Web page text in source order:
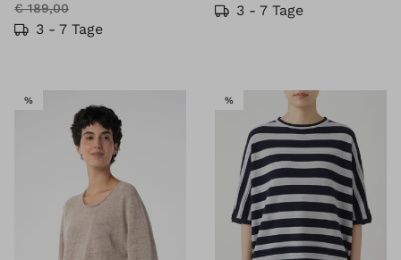
€ 189,00
3 - 7 Tage
3 - 7 Tage
%SALE %SALE